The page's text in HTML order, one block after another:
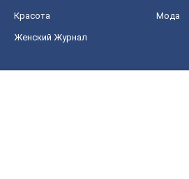
Красота Мода
Женский Журнал